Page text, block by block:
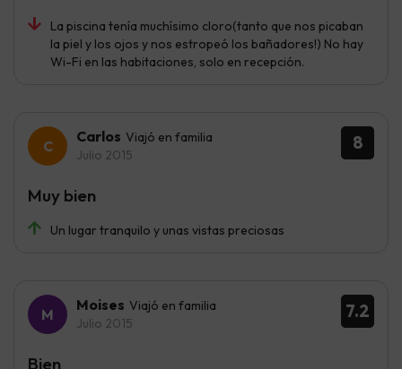
La piscina tenía muchísimo cloro(tanto que nos picaban
la piel y los ojos y nos estropeó los bañadores!) No hay
Wi-Fi en las habitaciones, solo en recepción.
8
Carlos Viajó en familia
Julio 2015
Un lugar tranquilo y unas vistas preciosas
Muy bien
7.2
Moises Viajó en familia
Julio 2015
Bien